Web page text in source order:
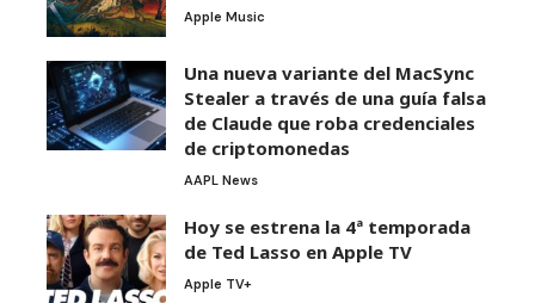
Apple Music
Una nueva variante del MacSync
Stealer a través de una guía falsa
de Claude que roba credenciales
de criptomonedas
AAPL News
Hoy se estrena la 4ª temporada
de Ted Lasso en Apple TV
Apple TV+